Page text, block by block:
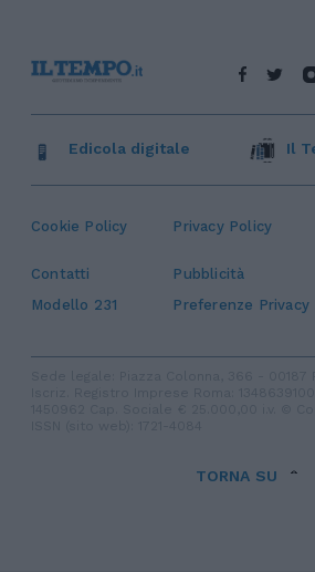
Cookie Policy Privacy Policy
Contatti Pubblicità
Modello 231
Preferenze Privacy
Edicola digitale Il
TORNA SU